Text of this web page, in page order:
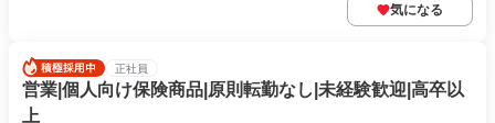
気になる
正社員
営業|個人向け保険商品|原則転勤なし|未経験歓迎|高卒以
上